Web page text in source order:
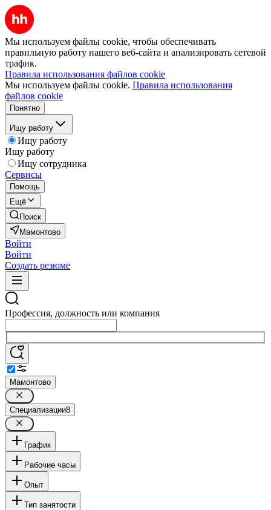
Мы используем файлы cookie, чтобы обеспечивать
правильную работу нашего веб-сайта и анализировать сетевой
трафик.
Правила использования файлов cookie
Мы используем файлы cookie. Правила использования
файлов cookie
Понятно
Ищу работу
Ищу работу
Ищу работу
Ищу сотрудника
Сервисы
Помощь
Ещё
Поиск
Мамонтово
Войти
Войти
Создать резюме
Профессия, должность или компания
Мамонтово
Специализации8
График
Рабочие часы
Опыт
Тип занятости